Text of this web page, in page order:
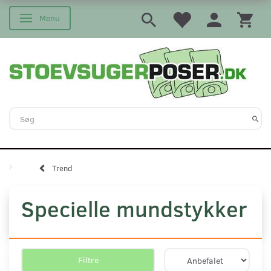
Skifte navigation
Menu
Trend
Specielle mundstykker
Filtre